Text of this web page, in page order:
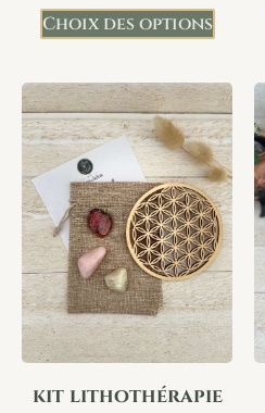
Choix des options
kit lithothérapie